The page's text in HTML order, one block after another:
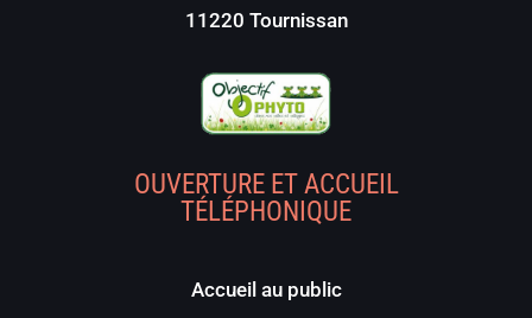
11220 Tournissan
OUVERTURE ET ACCUEIL
TÉLÉPHONIQUE
Accueil au public